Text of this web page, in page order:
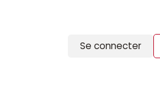
Se connecter